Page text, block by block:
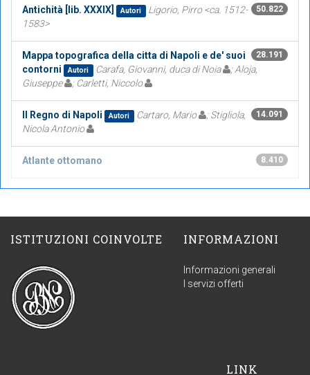
50.822
Antichità [lib. XXXIX] Autori
Ligorio, Pirro <ca. 1512-
1583>
28.191
Mappa topografica della citta di Napoli e de' suoi
contorni
Autori Carafa, Giovanni, duca di Noia
; Aloja,
Giuseppe
; Carletti, Niccolo
14.091
Il Regno di Napoli Autori Cartaro, Mario
; Stigliola,
Nicola Antonio
8.410
Atlante ottomano
ISTITUZIONI COINVOLTE INFORMAZIONI
Informazioni generali
I servizi offerti
LINK